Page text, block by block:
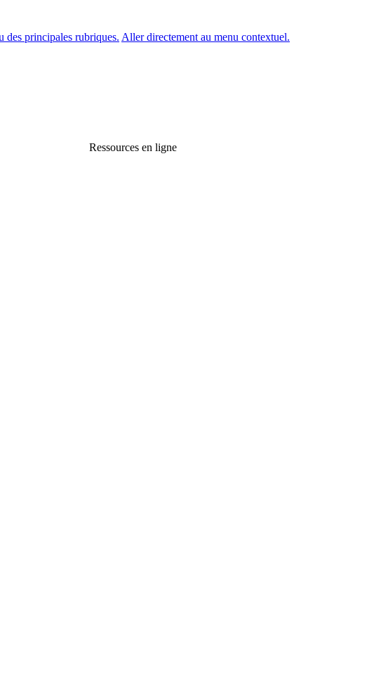
des principales rubriques. Aller directement au menu contextuel.
Ressources en ligne